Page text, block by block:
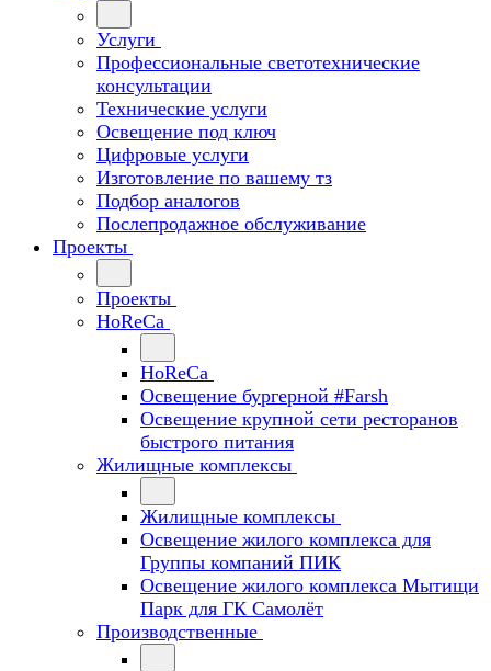
Услуги
Профессиональные светотехнические
консультации
Технические услуги
Освещение под ключ
Цифровые услуги
Изготовление по вашему тз
Подбор аналогов
Послепродажное обслуживание
Проекты
Проекты
HoReCa
HoReCa
Освещение бургерной #Farsh
Освещение крупной сети ресторанов
быстрого питания
Жилищные комплексы
Жилищные комплексы
Освещение жилого комплекса для
Группы компаний ПИК
Освещение жилого комплекса Мытищи
Парк для ГК Самолёт
Производственные